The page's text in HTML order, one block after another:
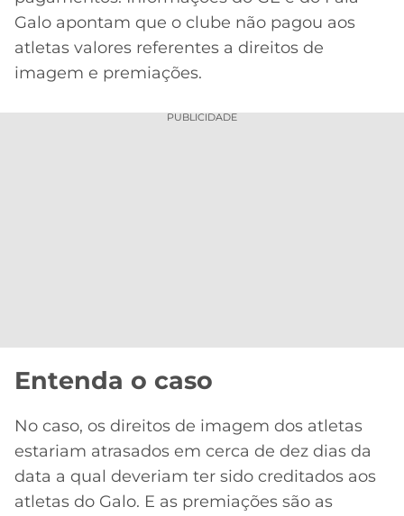
ONLINE
2026
GRÊMIO
MG
LALIGA
no Twitter
Galo apontam que o clube não pagou aos
atletas valores referentes a direitos de
imagem e premiações.
PUBLICIDADE
Entenda o caso
No caso, os direitos de imagem dos atletas
estariam atrasados em cerca de dez dias da
data a qual deveriam ter sido creditados aos
atletas do Galo. E as premiações são as